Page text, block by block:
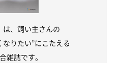
は、飼い主さんの
りたい”にこたえる
雑誌です。